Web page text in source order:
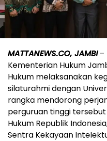
MATTANEWS.CO, JAMBI–
Kementerian Hukum
Hukum melaksanakan
silaturahmi dengan
rangka mendorong
perguruan tinggi
Hukum Republik
Sentra Kekayaan